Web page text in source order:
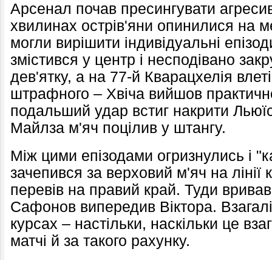
Арсенал почав пресингувати
хвилинах острів'яни опинилися на
могли вирішити індивідуальні
змістився у центр і несподівано
дев'ятку, а на 77-й Кварацхелія
штрафного – Хвіча вийшов
подальший удар встиг накрити
Майлза м'яч поцілив у штангу.
Між цими епізодами огризнулись і
зачепився за верховий м'яч на
перевів на правий край. Туди
Сафонов випередив Віктора.
курсах – настільки, наскільки це
матчі й за такого рахунку.